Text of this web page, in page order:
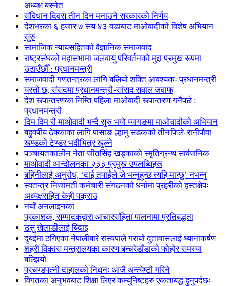
अध्यक्ष बस्नेत
संविधान दिवस तीन दिन मनाउने सरकारको निर्णय
देशभरका ६ हजार ७ सय ४३ वडाबाट माओवादीको विशेष अभियान
सुरु
सामाजिक न्यायसहितको वैज्ञानिक समाजवाद
राष्ट्रसंघको महासभामा जलवायु परिवर्तनको मुद्दा प्रमुख रूपमा
उठाउँछौँ : प्रधानमन्त्री
समाजवादी गणतन्त्रका लागि बलियो शक्ति आवश्यकः प्रधानमन्त्री
यस्तो छ, संसदमा प्रधानमन्त्री-सांसद सवाल जवाफ
देश रूपान्तरणका निम्ति पहिला माओवादी रूपान्तरण गर्नैपर्छ :
प्रधानमन्त्री
दिम दिम री माओवादी भन्दै सुरु भयो म्यागङमा माओवादीको अभियान
बहुवर्षीय ठेक्काका लागि पासाङ ल्हामु सडकको तीनपिप्ले-रानीपौवा
खण्डको टेण्डर भदौभित्र खुल्ने
पञ्चायतकालीन नेता जीतसिंह खड्काको स्मृतिग्रन्थ सार्वजनिक
माओवादी आन्दोलनका २३३ प्रमुख उपलब्धिहरू
बहिनीलाई अनुरोध, ‘दाई तपाईंले जे भन्नुहुन्छ त्यहि मान्छु’ नभन्नु
स्वतन्त्र निजामती कर्मचारी संगठनको धर्नामा प्रहरीको हस्तक्षेपः
अध्यक्षसहित केही पक्राउ
नयाँ अनलाइनका
प्रकाशक, सम्पादकद्वारा आचारसंहिता पालनामा प्रतिबद्धता
उसु खेलाडीलाई बिदाइ
दुबईमा ठगिएका नेपालीबारे रास्वपाले गरायो दुतावासलाई ध्यानाकर्षण
शहरी विकास मन्त्रालयका कारण बन्चरेडाँडाको फोहोर समस्या
बल्झियो
प्रचण्डपत्नी दाहालको निधनः आजै अन्त्येष्टी गरिने
विगतका अनुभवबाट शिक्षा लिएर कम्युनिष्टहरु एकताबद्ध हुनुपर्दछः